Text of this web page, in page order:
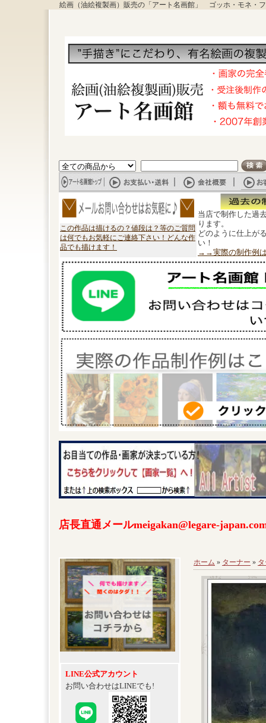
絵画（油絵複製画）販売の「アート名画館」 ゴッホ・モネ・
この作品は描けるの？値段は？等のご質問
は何でもお気軽にご連絡下さい！どんな作
品でも描けます！
当店で制作した過
ります。
どのように仕上が
い！
→→実際の制作例
店長直通メールmeigakan@legare-
LINE公式アカウント
お問い合わせはLINEでも!
ホーム » ターナー »